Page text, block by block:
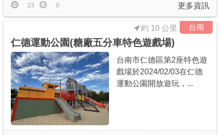
更多資訊
23 0
台南
仁德運動公園(糖廠五分車特色遊戲場)
約 10 公里
台南市仁德區第2座特色遊
戲場於2024/02/03在仁德
運動公園開放遊玩，...